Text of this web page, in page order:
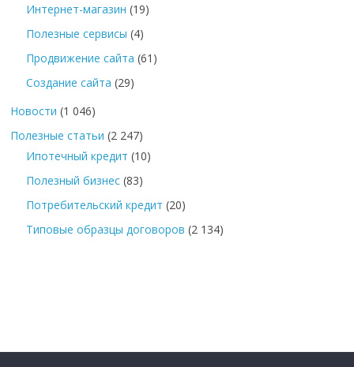
Интернет-магазин (19)
Полезные сервисы (4)
Продвижение сайта (61)
Создание сайта (29)
Новости (1 046)
Полезные статьи (2 247)
Ипотечный кредит (10)
Полезный бизнес (83)
Потребительский кредит (20)
Типовые образцы договоров (2 134)